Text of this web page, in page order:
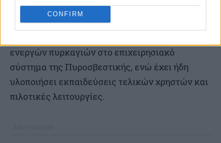
CONFIRM
δορυφόρων και υποδομές βαθμονόμησης. Σε
συνεργασία με ελληνικούς φορείς, έχει
ενεργών πυρκαγιών στο επιχειρησιακό
σύστημα της Πυροσβεστικής, ενώ έχει ήδη
υλοποιήσει εκπαιδεύσεις τελικών χρηστών και
πιλοτικές λειτουργίες.